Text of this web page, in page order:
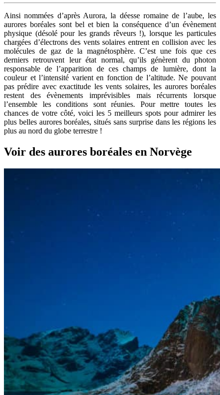
Ainsi nommées d’après Aurora, la déesse romaine de l’aube, les
aurores boréales sont bel et bien la conséquence d’un évènement
physique (désolé pour les grands rêveurs !), lorsque les particules
chargées d’électrons des vents solaires entrent en collision avec les
molécules de gaz de la magnétosphère. C’est une fois que ces
derniers retrouvent leur état normal, qu’ils génèrent du photon
responsable de l’apparition de ces champs de lumière, dont la
couleur et l’intensité varient en fonction de l’altitude. Ne pouvant
pas prédire avec exactitude les vents solaires, les aurores boréales
restent des évènements imprévisibles mais récurrents lorsque
l’ensemble les conditions sont réunies. Pour mettre toutes les
chances de votre côté, voici les 5 meilleurs spots pour admirer les
plus belles aurores boréales, situés sans surprise dans les régions les
plus au nord du globe terrestre !
Voir des aurores boréales en Norvège